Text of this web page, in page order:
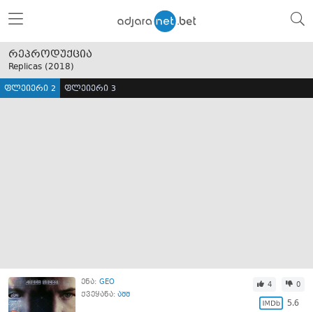
რეპროდუქცია
Replicas (2018)
ფლეიერი 2 ფლეიერი 3
ენა: GEO
ქვეყანა: აშშ
4 0
5.6